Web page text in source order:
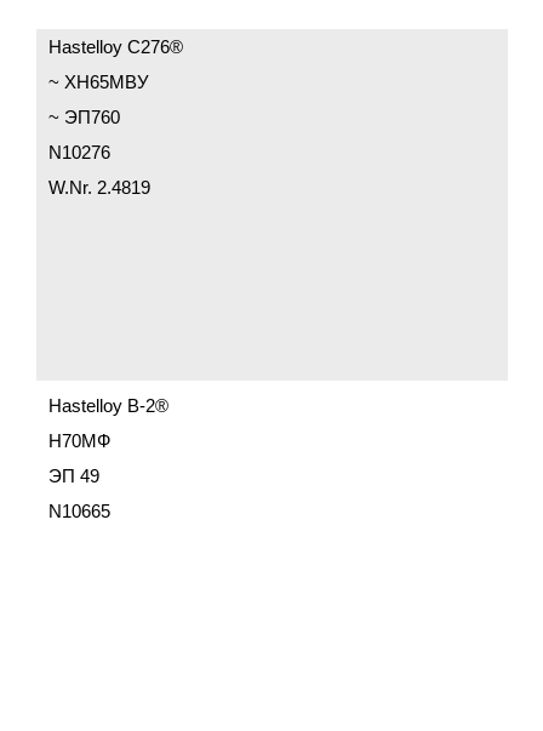
Hastelloy C276®
~ ХН65МВУ
~ ЭП760
N10276
W.Nr. 2.4819
Hastelloy B-2®
Н70МФ
ЭП 49
N10665